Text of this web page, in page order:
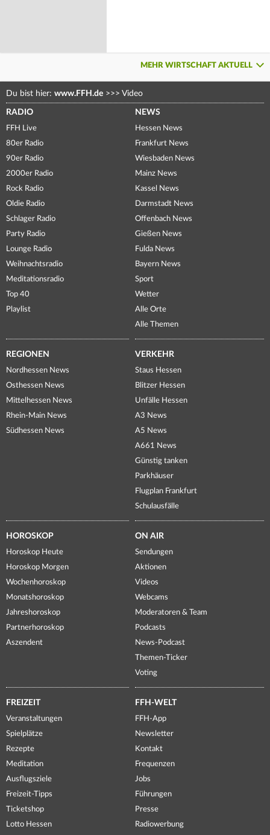
MEHR WIRTSCHAFT AKTUELL
Du bist hier: www.FFH.de >>> Video
RADIO
FFH Live
80er Radio
90er Radio
2000er Radio
Rock Radio
Oldie Radio
Schlager Radio
Party Radio
Lounge Radio
Weihnachtsradio
Meditationsradio
Top 40
Playlist
NEWS
Hessen News
Frankfurt News
Wiesbaden News
Mainz News
Kassel News
Darmstadt News
Offenbach News
Gießen News
Fulda News
Bayern News
Sport
Wetter
Alle Orte
Alle Themen
REGIONEN
Nordhessen News
Osthessen News
Mittelhessen News
Rhein-Main News
Südhessen News
VERKEHR
Staus Hessen
Blitzer Hessen
Unfälle Hessen
A3 News
A5 News
A661 News
Günstig tanken
Parkhäuser
Flugplan Frankfurt
Schulausfälle
HOROSKOP
Horoskop Heute
Horoskop Morgen
Wochenhoroskop
Monatshoroskop
Jahreshoroskop
Partnerhoroskop
Aszendent
ON AIR
Sendungen
Aktionen
Videos
Webcams
Moderatoren & Team
Podcasts
News-Podcast
Themen-Ticker
Voting
FREIZEIT
Veranstaltungen
Spielplätze
Rezepte
Meditation
Ausflugsziele
Freizeit-Tipps
Ticketshop
Lotto Hessen
FFH-WELT
FFH-App
Newsletter
Kontakt
Frequenzen
Jobs
Führungen
Presse
Radiowerbung